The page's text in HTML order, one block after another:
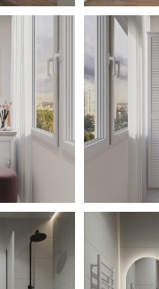
каркас
Необычные
приборов
за
оригинальной
Большое
и мягких
наполняют
комфортом, а
декор –